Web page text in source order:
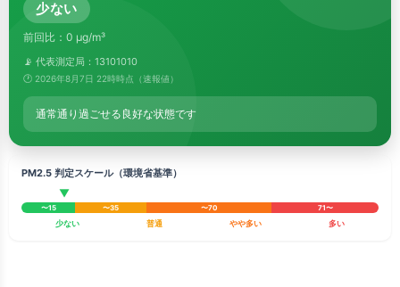
少ない
前回比：0 μg/m³
📡 代表測定局：13101010
🕐 2026年8月7日 22時時点（速報値）
通常通り過ごせる良好な状態です
PM2.5 判定スケール（環境省基準）
▼
〜15 〜35 〜70 71〜
少ない 普通 やや多い 多い